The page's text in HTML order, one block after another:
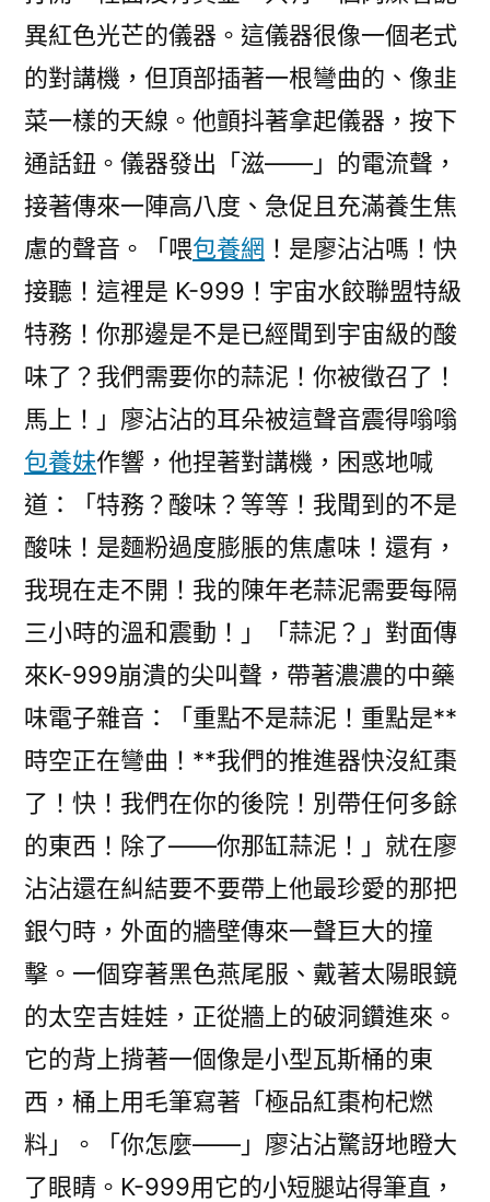
異紅色光芒的儀器。這儀器很像一個老式
的對講機，但頂部插著一根彎曲的、像韭
菜一樣的天線。他顫抖著拿起儀器，按下
通話鈕。儀器發出「滋——」的電流聲，
接著傳來一陣高八度、急促且充滿養生焦
慮的聲音。「喂包養網 ！是廖沾沾嗎！快
接聽！這裡是 K-999！宇宙水餃聯盟特級
特務！你那邊是不是已經聞到宇宙級的酸
味了？我們需要你的蒜泥！你被徵召了！
馬上！」廖沾沾的耳朵被這聲音震得嗡嗡
包養妹作響，他捏著對講機，困惑地喊
道：「特務？酸味？等等！我聞到的不是
酸味！是麵粉過度膨脹的焦慮味！還有，
我現在走不開！我的陳年老蒜泥需要每隔
三小時的溫和震動！」「蒜泥？」對面傳
來K-999崩潰的尖叫聲，帶著濃濃的中藥
味電子雜音：「重點不是蒜泥！重點是**
時空正在彎曲！**我們的推進器快沒紅棗
了！快！我們在你的後院！別帶任何多餘
的東西！除了——你那缸蒜泥！」就在廖
沾沾還在糾結要不要帶上他最珍愛的那把
銀勺時，外面的牆壁傳來一聲巨大的撞
擊。一個穿著黑色燕尾服、戴著太陽眼鏡
的太空吉娃娃，正從牆上的破洞鑽進來。
它的背上揹著一個像是小型瓦斯桶的東
西，桶上用毛筆寫著「極品紅棗枸杞燃
料」。「你怎麼——」廖沾沾驚訝地瞪大
了眼睛。K-999用它的小短腿站得筆直，